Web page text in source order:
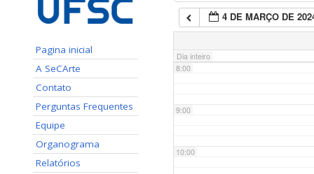
Pagina inicial
A SeCArte
Contato
Perguntas Frequentes
Equipe
Organograma
Relatórios
4 DE MARÇO DE
Dia inteiro
7:00
8:00
9:00
10:00